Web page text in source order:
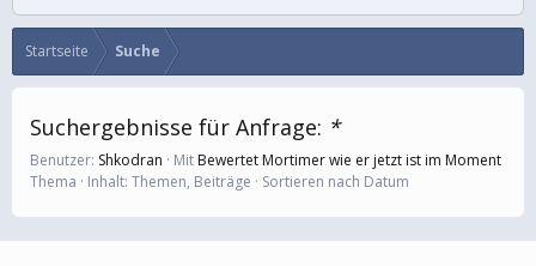
Startseite Suche
Suchergebnisse für Anfrage: *
Benutzer: Shkodran Mit Bewertet Mortimer wie er jetzt ist im Moment
Thema
Inhalt: Themen, Beiträge Sortieren nach Datum